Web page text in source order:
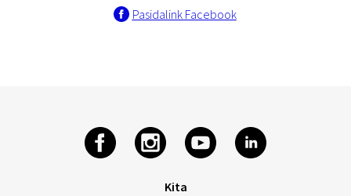
Pasidalink Facebook
Kita